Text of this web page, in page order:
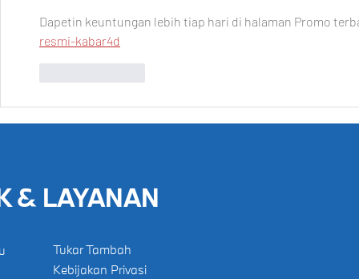
Dapetin keuntungan lebih tiap hari di halaman Promo
resmi-kabar4d
& LAYANAN
Tukar Tambah
Kebijakan Privasi